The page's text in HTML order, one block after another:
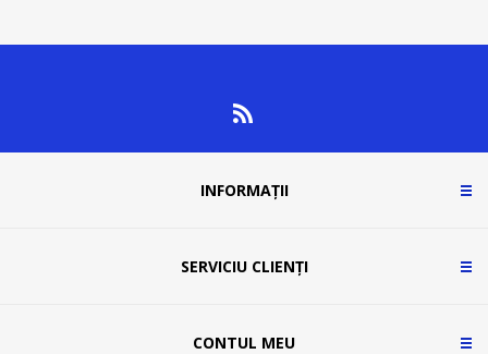
INFORMAȚII
SERVICIU CLIENȚI
CONTUL MEU